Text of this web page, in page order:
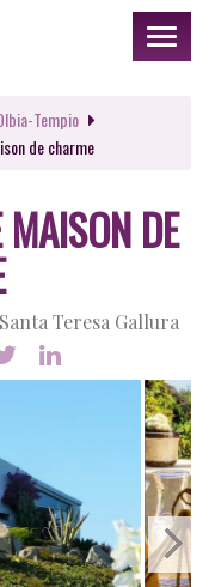
Toggle
Tempio
de charme
DE
Teresa Gallura